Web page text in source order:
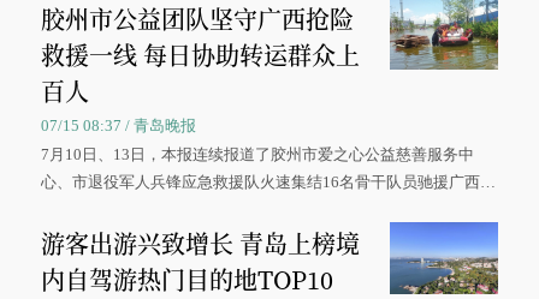
胶州市公益团队坚守广西抢险
救援一线 每日协助转运群众上
百人
07/15 08:37 / 青岛晚报
7月10日、13日，本报连续报道了胶州市爱之心公益慈善服务中
心、市退役军人兵锋应急救援队火速集结16名骨干队员驰援广西灾
游客出游兴致增长 青岛上榜境
内自驾游热门目的地TOP10